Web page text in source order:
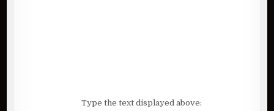
Type the text displayed above: